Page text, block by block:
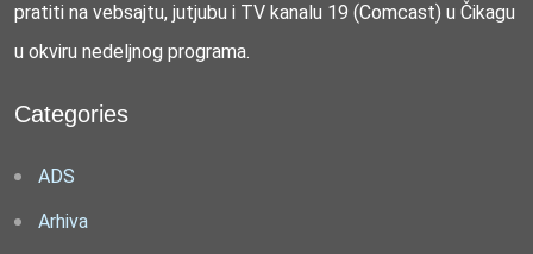
pratiti na vebsajtu, jutjubu i TV kanalu 19 (Comcast) u Čikagu
u okviru nedeljnog programa.
Categories
ADS
Arhiva